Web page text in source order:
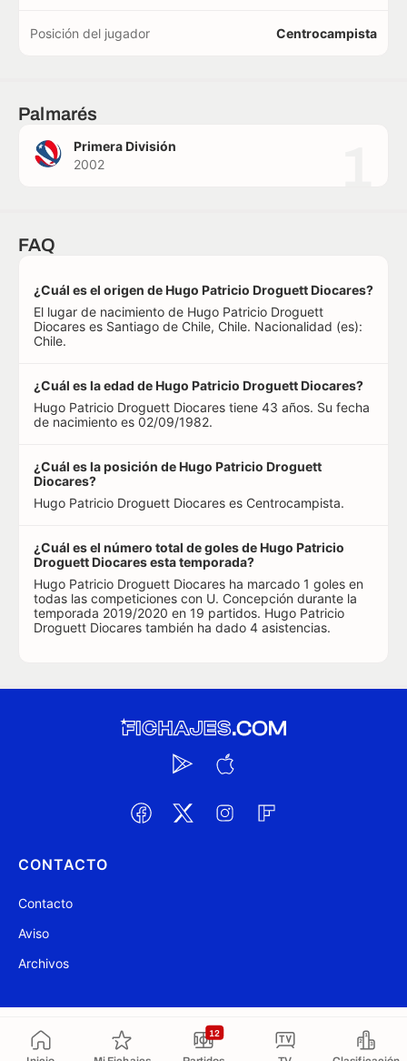
12
Posición del jugador Centrocampista
Palmarés
Primera División
2002
FAQ
¿Cuál es el origen de Hugo Patricio Droguett Diocares?
El lugar de nacimiento de Hugo Patricio Droguett
Diocares es Santiago de Chile, Chile. Nacionalidad (es):
Chile.
¿Cuál es la edad de Hugo Patricio Droguett Diocares?
Hugo Patricio Droguett Diocares tiene 43 años. Su fecha
de nacimiento es 02/09/1982.
¿Cuál es la posición de Hugo Patricio Droguett
Diocares?
Hugo Patricio Droguett Diocares es Centrocampista.
¿Cuál es el número total de goles de Hugo Patricio
Droguett Diocares esta temporada?
Hugo Patricio Droguett Diocares ha marcado 1 goles en
todas las competiciones con U. Concepción durante la
temporada 2019/2020 en 19 partidos. Hugo Patricio
Droguett Diocares también ha dado 4 asistencias.
CONTACTO
Contacto
Aviso
Archivos